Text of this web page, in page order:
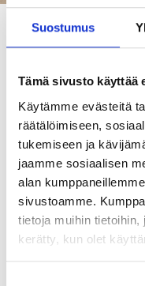
Suostumus
Tämä sivusto käyttää
Käytämme evästeitä
räätälöimiseen,
tukemiseen ja
jaamme sosiaalisen
alan
sivustoamme.
tietoja muihin tietoihin,
kerätty, kun olet
Henkilötiedot
Jokainen arvostaa
harjoittaminen kuitenkin
käsittelyä. Henkilötietoa
sähköpostiosoite ja
suojaamaan
koskevia henkilötietoja
sovellettavan